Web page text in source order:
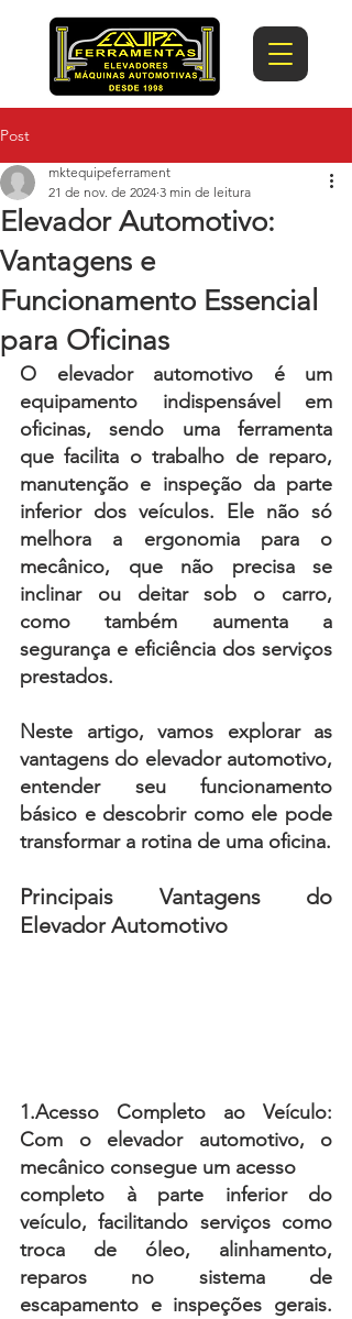
Post
Elevador Automotivo:
Vantagens e
Funcionamento Essencial
para Oficinas
mktequipeferrament
21 de nov. de 2024 3 min de leitura
O elevador automotivo é um
equipamento indispensável em
oficinas, sendo uma ferramenta
que facilita o trabalho de reparo,
manutenção e inspeção da parte
inferior dos veículos. Ele não só
melhora a ergonomia para o
mecânico, que não precisa se
inclinar ou deitar sob o carro,
como também aumenta a
segurança e eficiência dos serviços
prestados.
Neste artigo, vamos explorar as
vantagens do elevador automotivo,
entender seu funcionamento
básico e descobrir como ele pode
transformar a rotina de uma oficina.
Principais Vantagens do
Elevador Automotivo
Com o elevador automotivo, o
mecânico consegue um acesso
completo à parte inferior do
veículo, facilitando serviços como
troca de óleo, alinhamento,
reparos no sistema de
escapamento e inspeções gerais.